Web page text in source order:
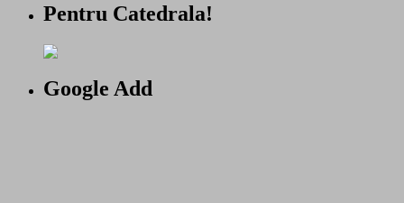
Pentru Catedrala!
Google Add